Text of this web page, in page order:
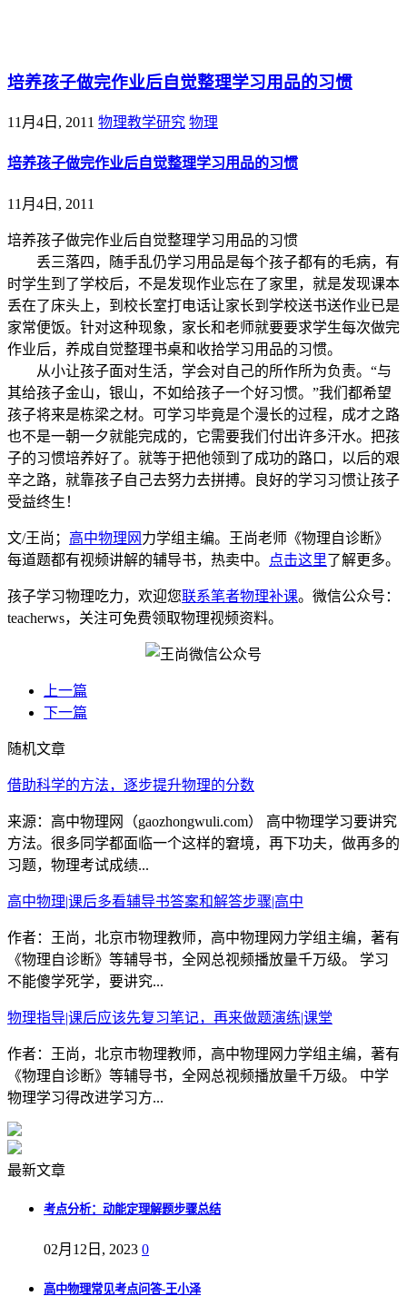
培养孩子做完作业后自觉整理学习用品的习惯
11月4日, 2011 物理教学研究 物理
培养孩子做完作业后自觉整理学习用品的习惯
11月4日, 2011
培养孩子做完作业后自觉整理学习用品的习惯
丢三落四，随手乱仍学习用品是每个孩子都有的毛病，有
时学生到了学校后，不是发现作业忘在了家里，就是发现课本
丢在了床头上，到校长室打电话让家长到学校送书送作业已是
家常便饭。针对这种现象，家长和老师就要要求学生每次做完
作业后，养成自觉整理书桌和收拾学习用品的习惯。
从小让孩子面对生活，学会对自己的所作所为负责。“与
其给孩子金山，银山，不如给孩子一个好习惯。”我们都希望
孩子将来是栋梁之材。可学习毕竟是个漫长的过程，成才之路
也不是一朝一夕就能完成的，它需要我们付出许多汗水。把孩
子的习惯培养好了。就等于把他领到了成功的路口，以后的艰
辛之路，就靠孩子自己去努力去拼搏。良好的学习习惯让孩子
受益终生！
文/王尚； 高中物理网 力学组主编。王尚老师《物理自诊断》
每道题都有视频讲解的辅导书，热卖中。
点击这里了解更多。
孩子学习物理吃力，欢迎您联系笔者物理补课。微信公众号：
teacherws，关注可免费领取物理视频资料。
上一篇
下一篇
随机文章
借助科学的方法，逐步提升物理的分数
来源：高中物理网（gaozhongwuli.com） 高中物理学习要讲究
方法。很多同学都面临一个这样的窘境，再下功夫，做再多的
习题，物理考试成绩...
高中物理|课后多看辅导书答案和解答步骤|高中
作者：王尚，北京市物理教师，高中物理网力学组主编，著有
《物理自诊断》等辅导书，全网总视频播放量千万级。 学习
不能傻学死学，要讲究...
物理指导|课后应该先复习笔记，再来做题演练|课堂
作者：王尚，北京市物理教师，高中物理网力学组主编，著有
《物理自诊断》等辅导书，全网总视频播放量千万级。 中学
物理学习得改进学习方...
最新文章
考点分析：动能定理解题步骤总结
02月12日, 2023 0
高中物理常见考点问答-王小泽